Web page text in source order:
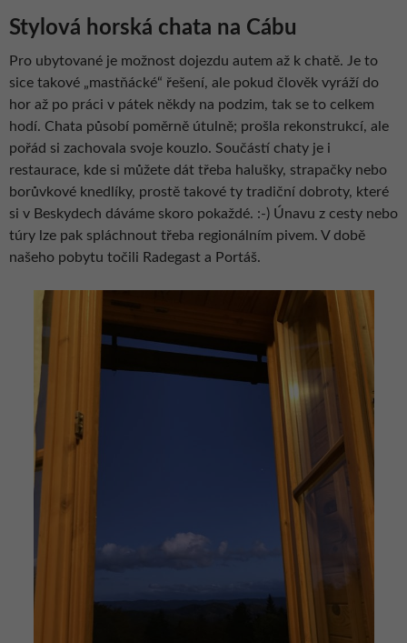
Stylová horská chata na Cábu
Pro ubytované je možnost dojezdu autem až k chatě. Je to
sice takové „mastňácké“ řešení, ale pokud člověk vyráží do
hor až po práci v pátek někdy na podzim, tak se to celkem
hodí. Chata působí poměrně útulně; prošla rekonstrukcí, ale
pořád si zachovala svoje kouzlo. Součástí chaty je i
restaurace, kde si můžete dát třeba halušky, strapačky nebo
borůvkové knedlíky, prostě takové ty tradiční dobroty, které
si v Beskydech dáváme skoro pokaždé. :-) Únavu z cesty nebo
túry lze pak spláchnout třeba regionálním pivem. V době
našeho pobytu točili Radegast a Portáš.